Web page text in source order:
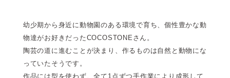
幼少期から身近に動物園のある環境で育ち、個性豊かな動
物達がお好きだったCOCOSTONEさん。
陶芸の道に進むことが決まり、作るものは自然と動物にな
っていたそうです。
作品には型を使わず、全て1点ずつ手作業により成形して